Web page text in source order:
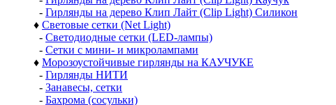
- Гирлянды на дерево Клип Лайт (Clip Light) Силикон
♦ Световые сетки (Net Light)
- Светодиодные сетки (LED-лампы)
- Сетки с мини- и микролампами
♦ Морозоустойчивые гирлянды на КАУЧУКЕ
- Гирлянды НИТИ
- Занавесы, сетки
- Бахрома (сосульки)